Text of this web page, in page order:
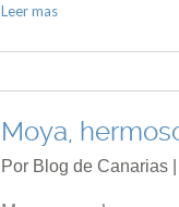
Leer mas
Moya,
Por Blog de Canarias